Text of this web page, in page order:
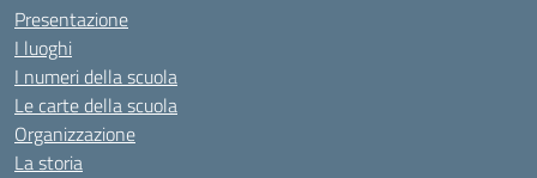
Presentazione
I luoghi
I numeri della scuola
Le carte della scuola
Organizzazione
La storia